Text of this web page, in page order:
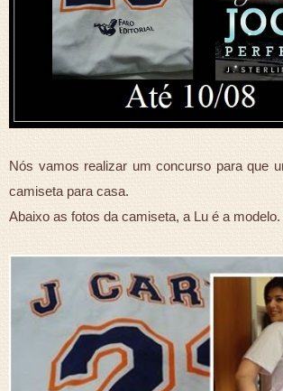
Nós vamos realizar um concurso para que
camiseta para casa.
Abaixo as fotos da camiseta, a Lu é a